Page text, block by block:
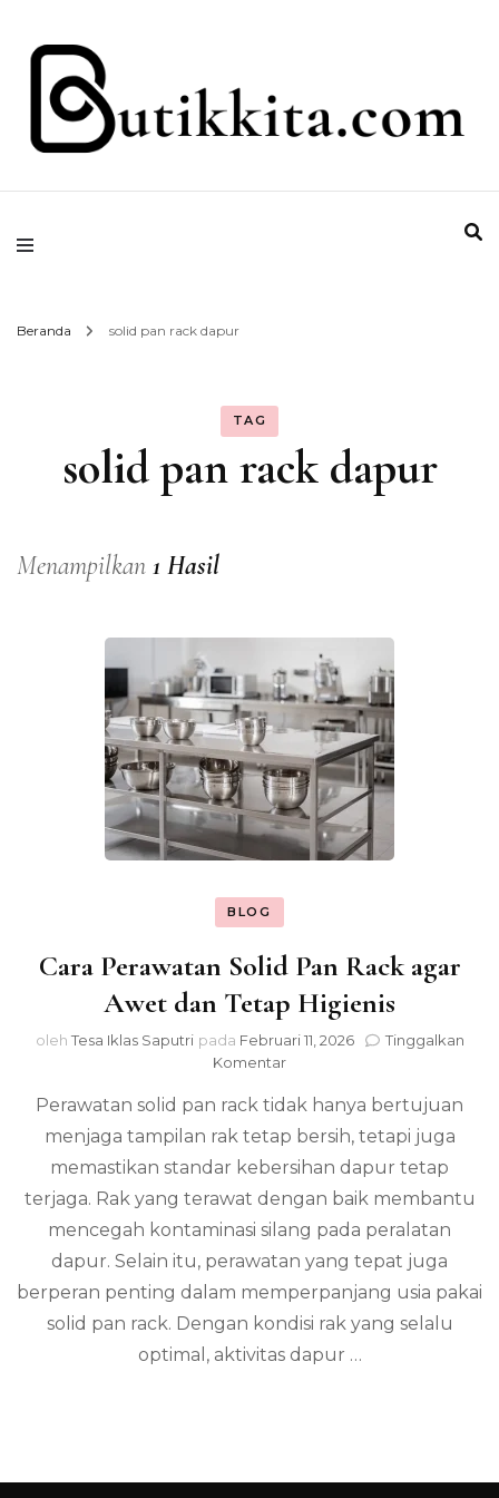
butikkita.com
Beranda solid pan rack dapur
TAG
solid pan rack dapur
Menampilkan 1 Hasil
BLOG
Cara Perawatan Solid Pan Rack agar
Awet dan Tetap Higienis
oleh Tesa Iklas Saputri pada Februari 11, 2026
Tinggalkan
Komentarpada
Perawatan
Solid
Rack
agar
dan
Tetap
Higienis
Perawatan solid pan rack tidak hanya bertujuan
menjaga tampilan rak tetap bersih, tetapi juga
memastikan standar kebersihan dapur tetap
terjaga. Rak yang terawat dengan baik membantu
mencegah kontaminasi silang pada peralatan
dapur. Selain itu, perawatan yang tepat juga
berperan penting dalam memperpanjang usia pakai
solid pan rack. Dengan kondisi rak yang selalu
optimal, aktivitas dapur …